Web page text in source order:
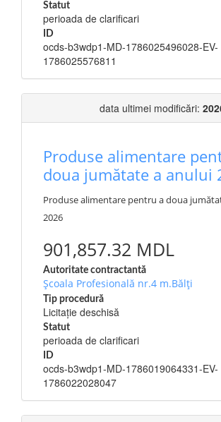
Statut
perioada de clarificari
ID
ocds-b3wdp1-MD-1786025496028-EV-
1786025576811
data ultimei modificări:
Produse alimentare
doua jumătate a anului
Produse alimentare pentru a doua
2026
901,857.32 MDL
Autoritate contractantă
Școala Profesională nr.4 m.Bălți
Tip procedură
Licitație deschisă
Statut
perioada de clarificari
ID
ocds-b3wdp1-MD-1786019064331-EV-
1786022028047